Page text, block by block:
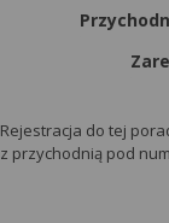
Rejestracja do tej
z przychodnią pod